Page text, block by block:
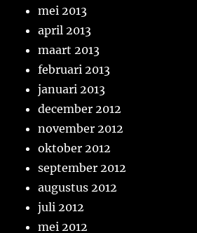
mei 2013
april 2013
maart 2013
februari 2013
januari 2013
december 2012
november 2012
oktober 2012
september 2012
augustus 2012
juli 2012
mei 2012